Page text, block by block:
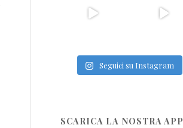
Seguici su Instagram
SCARICA LA NOSTRA APP